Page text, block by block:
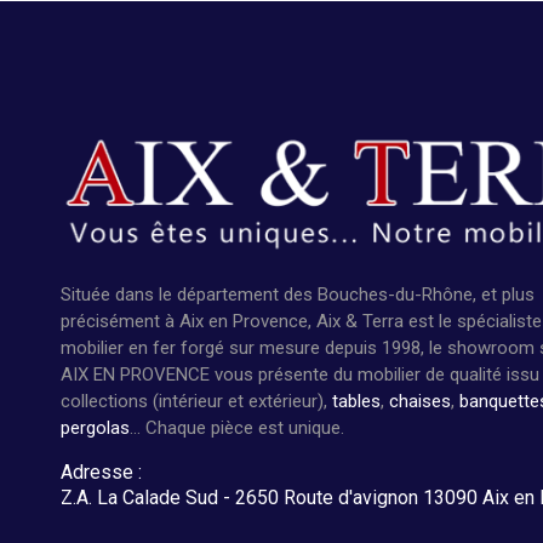
Située dans le département des Bouches-du-Rhône, et plus
précisément à Aix en Provence, Aix & Terra est le
mobilier en fer forgé sur mesure depuis 1998, le showroom
AIX EN PROVENCE vous présente du mobilier de qualité
collections (intérieur et extérieur), tables, chaises,
pergolas... Chaque pièce est unique.
Adresse :
Z.A. La Calade Sud - 2650 Route d'avignon 13090 Aix en